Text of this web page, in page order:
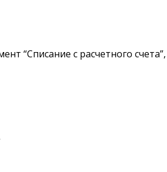
“Списание с расчетного счета”,